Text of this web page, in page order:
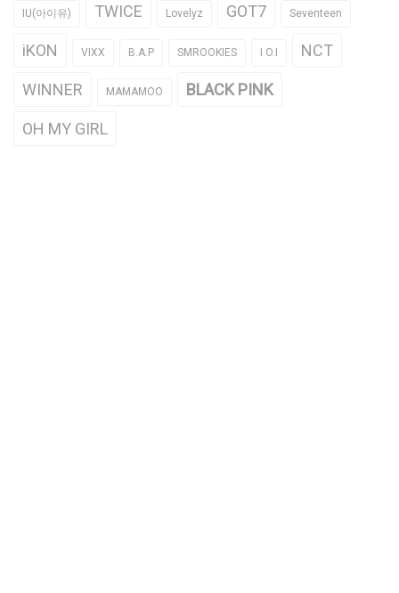
IU(아이유) TWICE Lovelyz GOT7 Seventeen
iKON VIXX B.A.P SMROOKIES I.O.I NCT
WINNER MAMAMOO BLACK PINK
OH MY GIRL